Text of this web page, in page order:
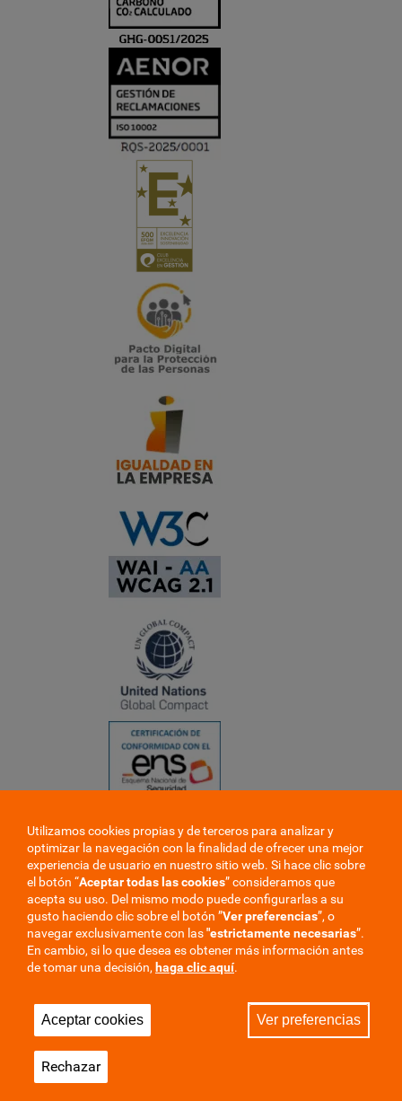
❮
❯
Privacidad Cookies
Aviso Legal
Utilizamos cookies propias y de terceros para analizar y
optimizar la navegación con la finalidad de ofrecer una mejor
experiencia de usuario en nuestro sitio web. Si hace clic sobre
el botón “Aceptar todas las cookies” consideramos que
acepta su uso. Del mismo modo puede configurarlas a su
gusto haciendo clic sobre el botón ”Ver preferencias”, o
navegar exclusivamente con las"estrictamentenecesarias”.
En cambio, si lo que desea es obtener más información antes
de tomar una decisión, haga clic aquí.
Aceptar cookies Ver preferencias
Rechazar